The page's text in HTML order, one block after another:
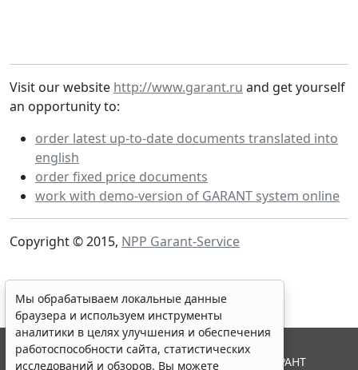
Visit our website http://www.garant.ru and get yourself
an opportunity to:
order latest up-to-date documents translated into
english
order fixed price documents
work with demo-version of GARANT system online
Copyright © 2015, NPP Garant-Service
Мы обрабатываем локальные данные
браузера и используем инструменты
аналитики в целях улучшения и обеспечения
работоспособности сайта, статистических
исследований и обзоров. Вы можете
© ООО "НПП "ГАРАНТ-СЕРВИС", 2026. Система ГАРАНТ